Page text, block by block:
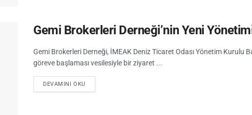
Gemi Brokerleri Derneği’nin Yeni
Gemi Brokerleri Derneği, İMEAK Deniz Ticaret Odası Yönetim Kurulu
göreve başlaması vesilesiyle bir ziyaret ...
DEVAMINI OKU